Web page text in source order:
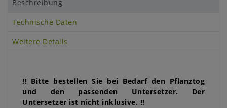
Beschreibung
Technische Daten
Weitere Details
!! Bitte bestellen Sie bei Bedarf den Pflanztog
und den passenden Untersetzer. Der
Untersetzer ist nicht inklusive. !!